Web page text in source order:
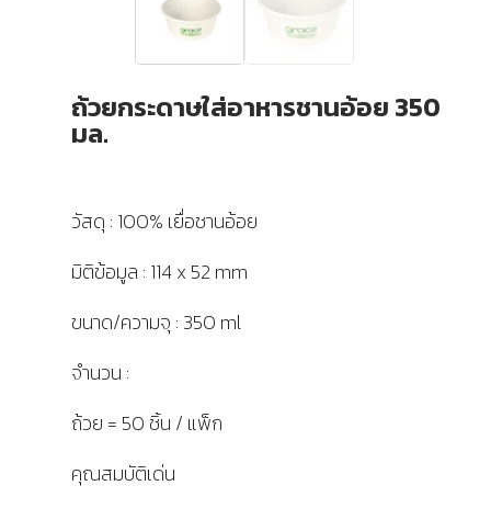
ถ้วยกระดาษใส่อาหารชานอ้อย 350
มล.
วัสดุ : 100% เยื่อชานอ้อย
มิติข้อมูล : 114 x 52 mm
ขนาด/ความจุ : 350 ml
จำนวน :
ถ้วย = 50 ชิ้น / แพ็ก
คุณสมบัติเด่น